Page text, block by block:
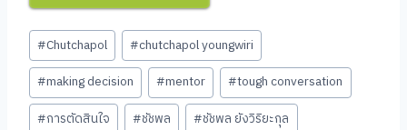
Post
Tags:
#Chutchapol #chutchapol youngwiri
#making decision #mentor #tough conversation
#การตัดสินใจ #ชัชพล #ชัชพล ยังวิริยะกุล